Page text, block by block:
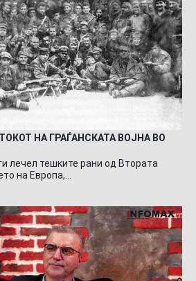
НА ГРАЃАНСКАТА ВОЈНА ВО
лечел тешките рани од Втората
на Европа,…